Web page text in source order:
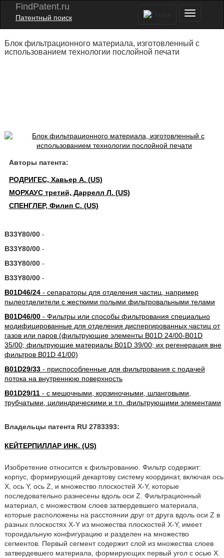
FindPatent.ru
Патентный поиск
Блок фильтрационного материала, изготовленный с
использованием технологии послойной печати
Авторы патента:
РОДРИГЕС, Хавьер А. (US)
МОРХАУС третий, Даррелл Л. (US)
СПЕНГЛЕР, Филип С. (US)
B33Y80/00-
B33Y80/00-
B33Y80/00-
B33Y80/00-
B01D46/24- сепараторы для отделения частиц, например
пылеотделители с жесткими полыми фильтровальными телами
B01D46/00- Фильтры или способы фильтрования специально
модифицированные для отделения диспергированных частиц от
газов или паров (фильтрующие элементы B01D 24/00-B01D
35/00; фильтрующие материалы B01D 39/00; их регенерация вне
фильтров B01D 41/00)
B01D29/33- приспособленные для фильтрования с подачей
потока на внутреннюю поверхность
B01D29/11- с мешочными, корзиночными, шланговыми,
трубчатыми, цилиндрическими и т.п. фильтрующими элементами
Владельцы патента RU 2783393:
КЕЙТЕРПИЛЛАР ИНК. (US)
Изобретение относится к фильтрованию. Фильтр содержит:
корпус, формирующий декартову систему координат, включая ось
X, ось Y, ось Z, и множество плоскостей X-Y, которые
последовательно разнесены вдоль оси Z. Фильтрационный
материал, с множеством слоев затвердевшего материала,
которые расположены на расстоянии друг от друга вдоль оси Z в
разных плоскостях X-Y из множества плоскостей X-Y, имеет
тороидальную конфигурацию и разделен на множество
сегментов. Первый сегмент содержит слой из множества слоев
затвердевшего материала, формирующих первый угол с осью X.